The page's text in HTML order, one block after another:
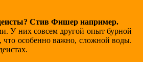
Стив Фишер например.
У них совсем другой опыт бурной
особенно важно, сложной воды.